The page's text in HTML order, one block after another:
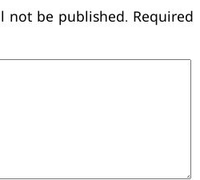
not be published. Required